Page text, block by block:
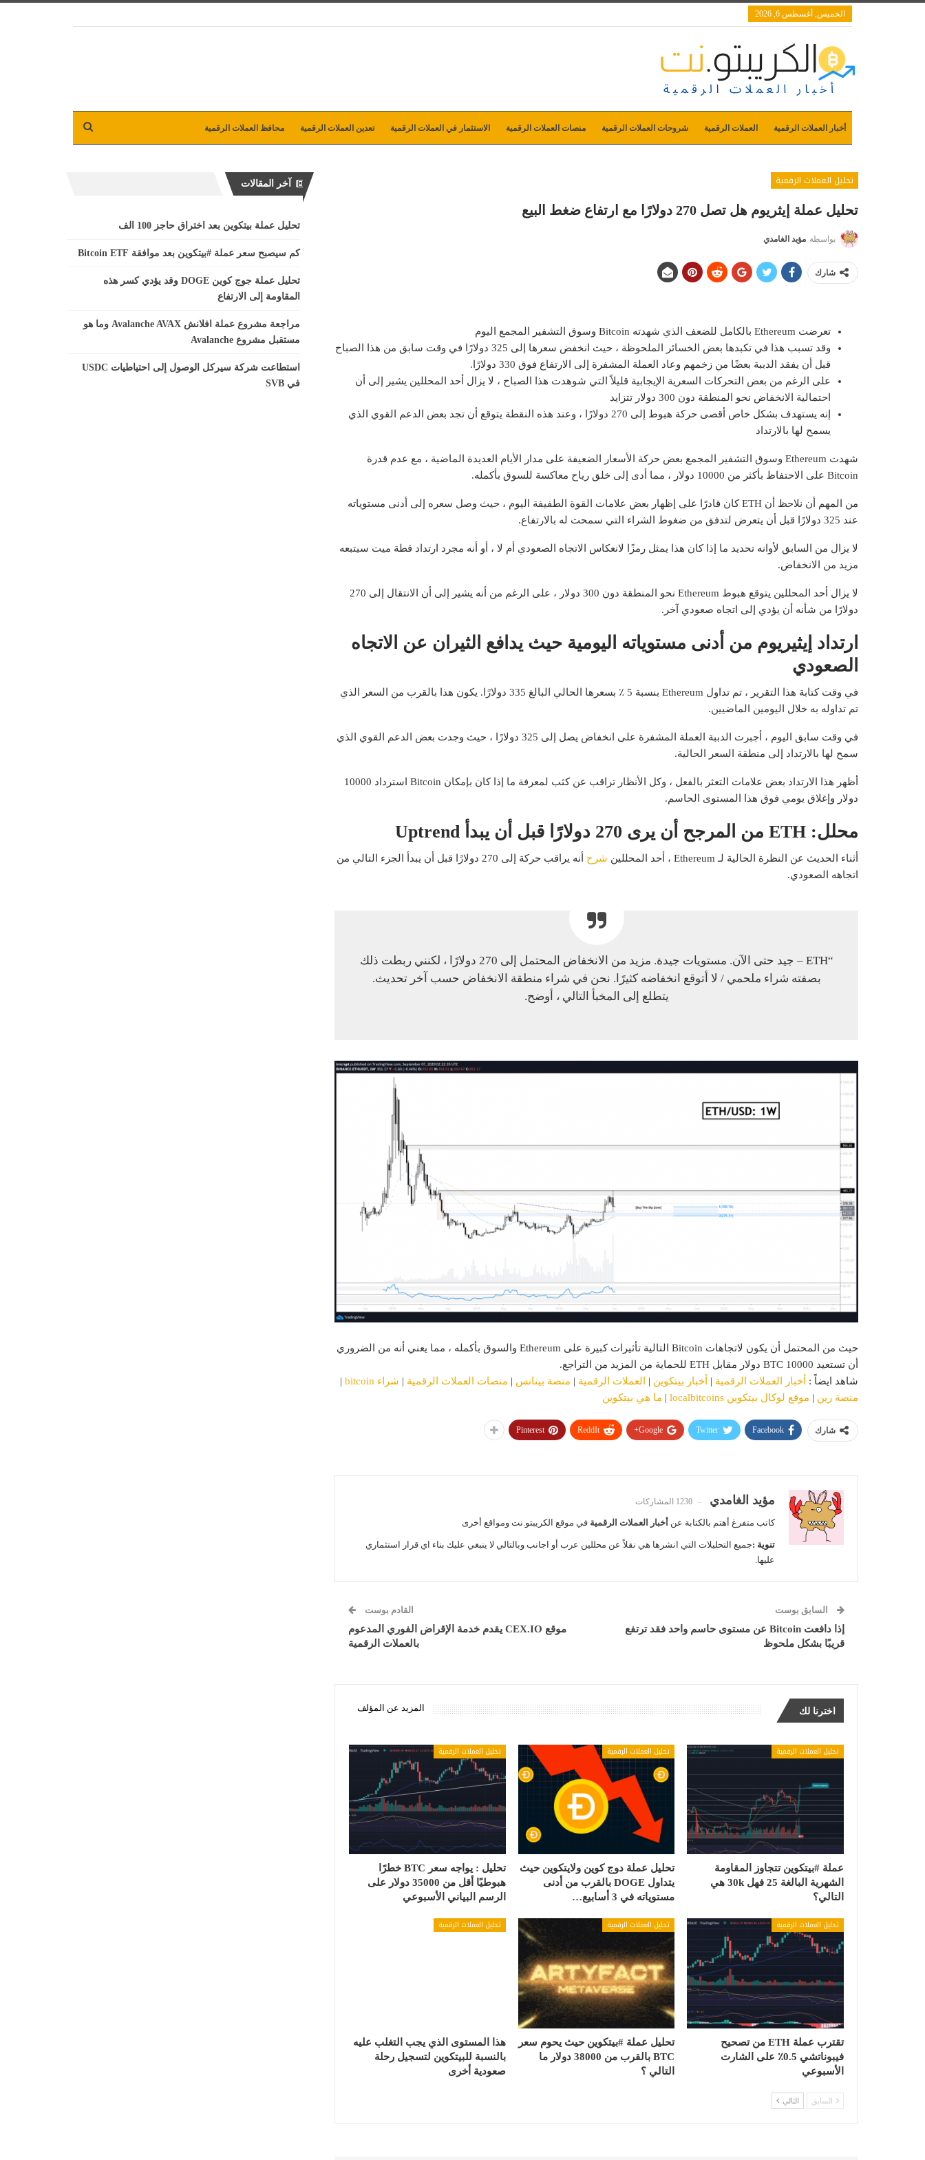
الخميس, أغسطس 6, 2026
أخبار العملات الرقمية العملات الرقمية شروحات العملات الرقمية منصات العملات الرقمية الاستثمار في العملات الرقمية تعدين العملات الرقمية محافظ العملات الرقمية
تحليل العملات الرقمية
تحليل عملة إيثريوم هل تصل 270 دولارًا مع ارتفاع ضغط البيع
بواسطة مؤيد الغامدي
شارك
تعرضت Ethereum بالكامل للضعف الذي شهدته Bitcoin وسوق التشفير المجمع اليوم
وقد تسبب هذا في تكبدها بعض الخسائر الملحوظة ، حيث انخفض سعرها إلى 325 دولارًا في وقت سابق من هذا الصباح
قبل أن يفقد الدببة بعضًا من زخمهم وعاد العملة المشفرة إلى الارتفاع فوق 330 دولارًا.
على الرغم من بعض التحركات السعرية الإيجابية قليلاً التي شوهدت هذا الصباح ، لا يزال أحد المحللين يشير إلى أن
احتمالية الانخفاض نحو المنطقة دون 300 دولار تتزايد
إنه يستهدف بشكل خاص أقصى حركة هبوط إلى 270 دولارًا ، وعند هذه النقطة يتوقع أن تجد بعض الدعم القوي الذي
يسمح لها بالارتداد
شهدت Ethereum وسوق التشفير المجمع بعض حركة الأسعار الضعيفة على مدار الأيام العديدة الماضية ، مع عدم قدرة
Bitcoin على الاحتفاظ بأكثر من 10000 دولار ، مما أدى إلى خلق رياح معاكسة للسوق بأكمله.
من المهم أن نلاحظ أن ETH كان قادرًا على إظهار بعض علامات القوة الطفيفة اليوم ، حيث وصل سعره إلى أدنى مستوياته
عند 325 دولارًا قبل أن يتعرض لتدفق من ضغوط الشراء التي سمحت له بالارتفاع.
لا يزال من السابق لأوانه تحديد ما إذا كان هذا يمثل رمزًا لانعكاس الاتجاه الصعودي أم لا ، أو أنه مجرد ارتداد قطة ميت سيتبعه
مزيد من الانخفاض.
لا يزال أحد المحللين يتوقع هبوط Ethereum نحو المنطقة دون 300 دولار ، على الرغم من أنه يشير إلى أن الانتقال إلى 270
دولارًا من شأنه أن يؤدي إلى اتجاه صعودي آخر.
ارتداد إيثيريوم من أدنى مستوياته اليومية حيث يدافع الثيران عن الاتجاه
الصعودي
في وقت كتابة هذا التقرير ، تم تداول Ethereum بنسبة 5 ٪ بسعرها الحالي البالغ 335 دولارًا. يكون هذا بالقرب من السعر الذي
تم تداوله به خلال اليومين الماضيين.
في وقت سابق اليوم ، أجبرت الدببة العملة المشفرة على انخفاض يصل إلى 325 دولارًا ، حيث وجدت بعض الدعم القوي الذي
سمح لها بالارتداد إلى منطقة السعر الحالية.
أظهر هذا الارتداد بعض علامات التعثر بالفعل ، وكل الأنظار تراقب عن كثب لمعرفة ما إذا كان بإمكان Bitcoin استرداد 10000
دولار وإغلاق يومي فوق هذا المستوى الحاسم.
محلل: ETH من المرجح أن يرى 270 دولارًا قبل أن يبدأ Uptrend
أثناء الحديث عن النظرة الحالية لـ Ethereum ، أحد المحللين شرح
أنه يراقب حركة إلى 270 دولارًا قبل أن يبدأ الجزء التالي من
اتجاهه الصعودي.
“ETH – جيد حتى الآن. مستويات جيدة. مزيد من الانخفاض المحتمل إلى 270 دولارًا ، لكنني ربطت ذلك
بصفته شراء ملحمي / لا أتوقع انخفاضه كثيرًا. نحن في شراء منطقة الانخفاض حسب آخر تحديث.
يتطلع إلى المخبأ التالي ، أوضح.
حيث من المحتمل أن يكون لاتجاهات Bitcoin التالية تأثيرات كبيرة على Ethereum والسوق بأكمله ، مما يعني أنه من الضروري
أن تستعيد BTC 10000 دولار مقابل ETH للحماية من المزيد من التراجع.
شاهد ايضاً : أخبار العملات الرقمية | أخبار بيتكوين | العملات الرقمية | منصة بينانس | منصات العملات الرقمية | شراء bitcoin
|
منصة رين | موقع لوكال بيتكوين localbitcoins | ما هي بيتكوين
شارك Facebook
Twitter
Google+
ReddIt
Pinterest
مؤيد الغامدي 1230 المشاركات
كاتب متفرغ أهتم بالكتابة عن أخبار العملات الرقمية في موقع الكريبتو.نت ومواقع أخرى
تنوية :جميع التحليلات التي انشرها هي نقلاً عن محللين عرب أو اجانب وبالتالي لا ينبغي عليك بناء اي قرار استثماري
عليها.
السابق بوست
إذا دافعت Bitcoin عن مستوى حاسم واحد فقد ترتفع
قريبًا بشكل ملحوظ
القادم بوست
موقع CEX.IO يقدم خدمة الإقراض الفوري المدعوم
بالعملات الرقمية
اخترنا لك المزيد عن المؤلف
تحليل العملات الرقمية
عملة #بيتكوين تتجاوز المقاومة
الشهرية البالغة 25 فهل 30k هي
التالي؟
تحليل العملات الرقمية
تحليل عملة دوج كوين ولايتكوين حيث
يتداول DOGE بالقرب من أدنى
مستوياته في 3 أسابيع…
تحليل العملات الرقمية
تحليل : يواجه سعر BTC خطرًا
هبوطيًا أقل من 35000 دولار على
الرسم البياني الأسبوعي
تحليل العملات الرقمية
تقترب عملة ETH من تصحيح
فيبوناتشي 0.5٪ على الشارت
الأسبوعي
تحليل العملات الرقمية
تحليل عملة #بيتكوين حيث يحوم سعر
BTC بالقرب من 38000 دولار ما
التالي ؟
تحليل العملات الرقمية
هذا المستوى الذي يجب التغلب عليه
بالنسبة للبيتكوين لتسجيل رحلة
صعودية أخرى
السابق التالي
آخر المقالات
تحليل عملة بيتكوين بعد اختراق حاجز 100 الف
كم سيصبح سعر عملة #بيتكوين بعد موافقة Bitcoin ETF
تحليل عملة جوج كوين DOGE وقد يؤدي كسر هذه
المقاومة إلى الارتفاع
مراجعة مشروع عملة افلانش Avalanche AVAX وما هو
مستقبل مشروع Avalanche
استطاعت شركة سيركل الوصول إلى احتياطيات USDC
في SVB